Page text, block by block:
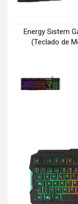
Energy Sistem
(Teclado de